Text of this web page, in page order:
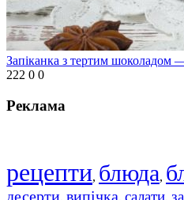
Запіканка з тертим шоколадом
222 0 0
Реклама
рецепти, блюда,
десерти випічка